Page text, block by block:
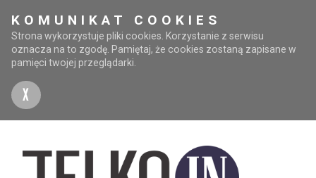
KOMUNIKAT COOKIES
Strona wykorzystuje pliki cookies. Korzystanie z serwisu
oznacza na to zgodę. Pamiętaj, że cookies zostaną zapisane w
pamięci twojej przeglądarki.
X